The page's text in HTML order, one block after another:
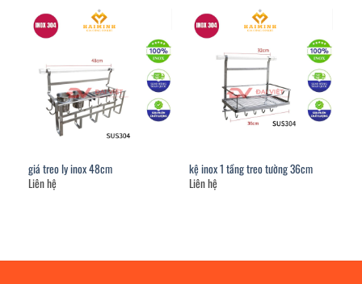
giá treo ly inox 48cm
Liên hệ
kệ inox 1 tầng treo tường 36cm
Liên hệ